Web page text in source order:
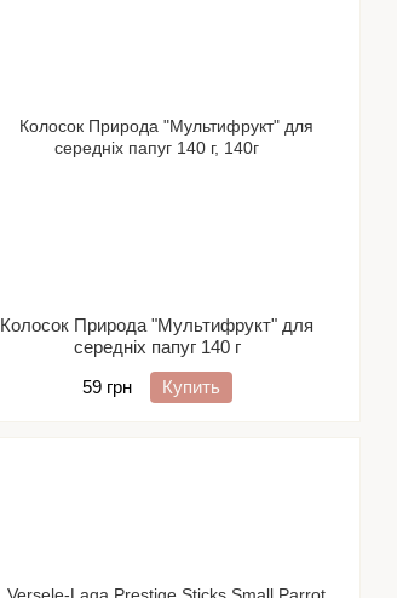
Колосок Природа "Мультифрукт" для
середніх папуг 140 г
59 грн
Купить